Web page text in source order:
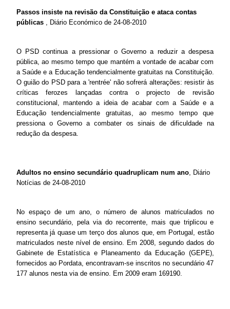
Passos insiste na revisão da Constituição e ataca contas
públicas , Diário Económico de 24-08-2010
O PSD continua a pressionar o Governo a reduzir a despesa
pública, ao mesmo tempo que mantém a vontade de acabar com
a Saúde e a Educação tendencialmente gratuitas na Constituição.
O guião do PSD para a 'rentrée' não sofrerá alterações: resistir às
críticas ferozes lançadas contra o projecto de revisão
constitucional, mantendo a ideia de acabar com a Saúde e a
Educação tendencialmente gratuitas, ao mesmo tempo que
pressiona o Governo a combater os sinais de dificuldade na
redução da despesa.
Adultos no ensino secundário quadruplicam num ano, Diário
Notícias de 24-08-2010
No espaço de um ano, o número de alunos matriculados no
ensino secundário, pela via do recorrente, mais que triplicou e
representa já quase um terço dos alunos que, em Portugal, estão
matriculados neste nível de ensino. Em 2008, segundo dados do
Gabinete de Estatística e Planeamento da Educação (GEPE),
fornecidos ao Pordata, encontravam-se inscritos no secundário 47
177 alunos nesta via de ensino. Em 2009 eram 169190.